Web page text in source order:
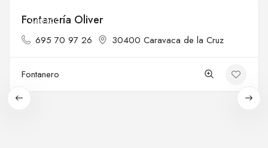
Cerrado
Fontanería Oliver
695 70 97 26 30400 Caravaca de la Cruz
Fontanero